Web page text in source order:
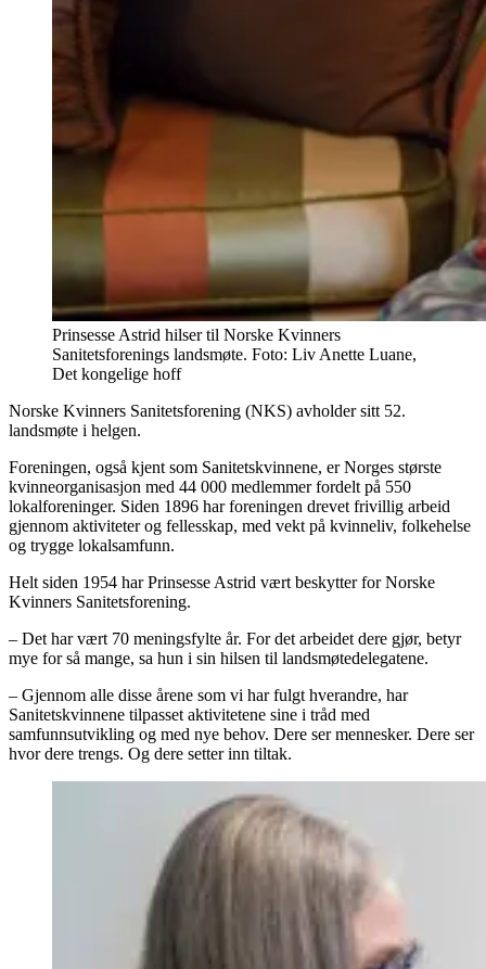
Prinsesse Astrid hilser til Norske Kvinners
Sanitetsforenings landsmøte. Foto: Liv Anette Luane,
Det kongelige hoff
Norske Kvinners Sanitetsforening (NKS) avholder sitt 52.
landsmøte i helgen.
Foreningen, også kjent som Sanitetskvinnene, er Norges største
kvinneorganisasjon med 44 000 medlemmer fordelt på 550
lokalforeninger. Siden 1896 har foreningen drevet frivillig arbeid
gjennom aktiviteter og fellesskap, med vekt på kvinneliv, folkehelse
og trygge lokalsamfunn.
Helt siden 1954 har Prinsesse Astrid vært beskytter for Norske
Kvinners Sanitetsforening.
– Det har vært 70 meningsfylte år. For det arbeidet dere gjør, betyr
mye for så mange, sa hun i sin hilsen til landsmøtedelegatene.
– Gjennom alle disse årene som vi har fulgt hverandre, har
Sanitetskvinnene tilpasset aktivitetene sine i tråd med
samfunnsutvikling og med nye behov. Dere ser mennesker. Dere ser
hvor dere trengs. Og dere setter inn tiltak.